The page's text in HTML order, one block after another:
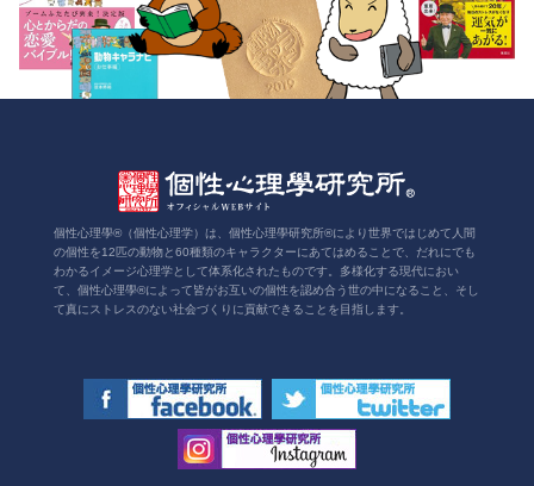
個性心理學®（個性心理学）は、個性心理學研究所®により世界ではじめて人間
の個性を12匹の動物と60種類のキャラクターにあてはめることで、だれにでも
わかるイメージ心理学として体系化されたものです。多様化する現代におい
て、個性心理學®によって皆がお互いの個性を認め合う世の中になること、そし
て真にストレスのない社会づくりに貢献できることを目指します。